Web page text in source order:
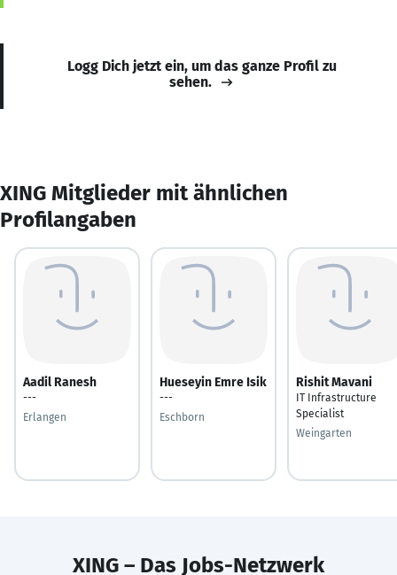
Logg Dich jetzt ein, um das ganze Profil zu
sehen.
XING Mitglieder mit ähnlichen
Profilangaben
Aadil Ranesh
---
Erlangen
Hueseyin Emre Isik
---
Eschborn
Rishit Mavani
IT Infrastructure
Specialist
Weingarten
XING – Das Jobs-Netzwerk